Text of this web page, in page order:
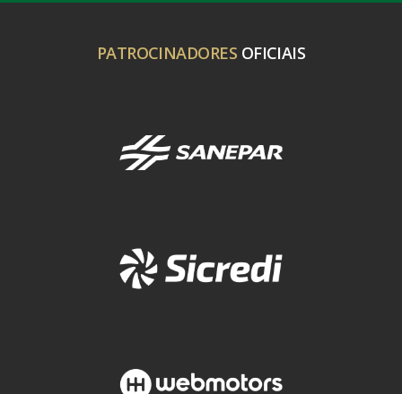
PATROCINADORES OFICIAIS